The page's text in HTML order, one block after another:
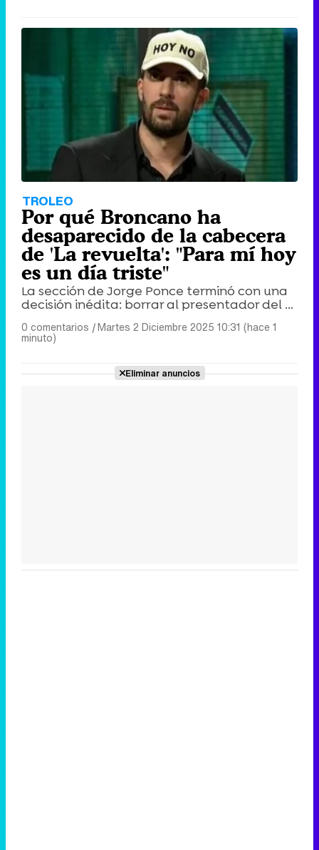
TROLEO
Por qué Broncano ha
desaparecido de la cabecera
de 'La revuelta': "Para mí hoy
es un día triste"
La sección de Jorge Ponce terminó con una
decisión inédita: borrar al presentador del ...
0 comentarios |Martes 2 Diciembre 2025 10:31 (hace 1
minuto)
Eliminar anuncios